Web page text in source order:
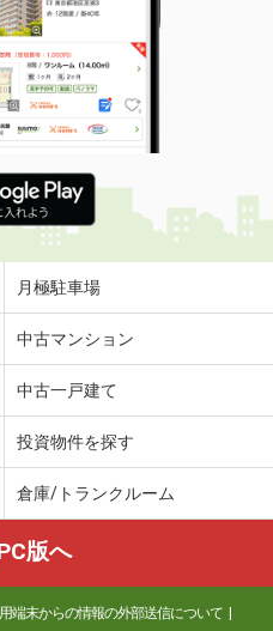
月極駐車場
中古マンション
中古一戸建て
投資物件を探す
倉庫/トランクルーム
版へ
端末からの情報の外部送信について